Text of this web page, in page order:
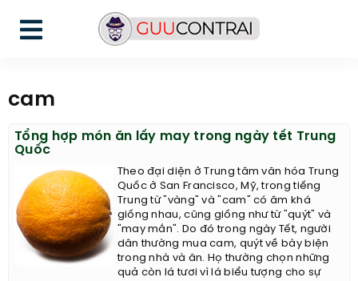
cam
Tổng hợp món ăn lấy may trong ngày tết Trung
Quốc
Theo đại diện ở Trung tâm văn hóa Trung
Quốc ở San Francisco, Mỹ, trong tiếng
Trung từ "vàng" và "cam" có âm khá
giống nhau, cũng giống như từ "quýt" và
"may mắn". Do đó trong ngày Tết, người
dân thường mua cam, quýt về bày biện
trong nhà và ăn. Họ thường chọn những
quả còn lá tươi vì lá biểu tượng cho sự